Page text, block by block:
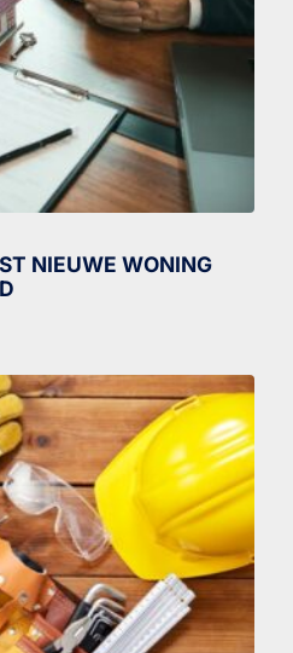
NIEUWE WONING